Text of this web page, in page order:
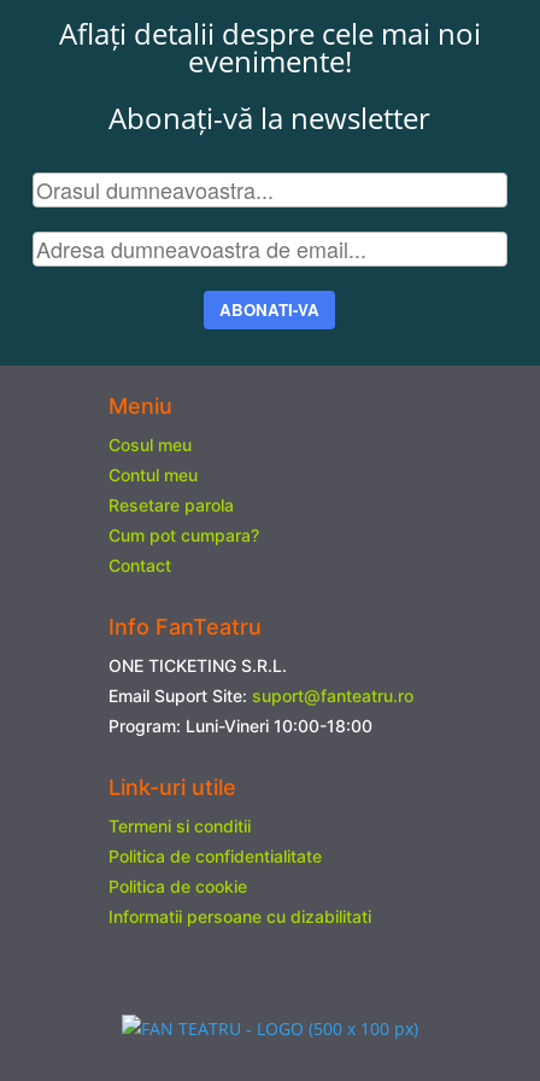
Aflați detalii despre cele mai noi
evenimente!
Abonați-vă la newsletter
ABONATI-VA
Meniu
Cosul meu
Contul meu
Resetare parola
Cum pot cumpara?
Contact
Info FanTeatru
ONE TICKETING S.R.L.
Email Suport Site: suport@fanteatru.ro
Program: Luni-Vineri 10:00-18:00
Link-uri utile
Termeni si conditii
Politica de confidentialitate
Politica de cookie
Informatii persoane cu dizabilitati